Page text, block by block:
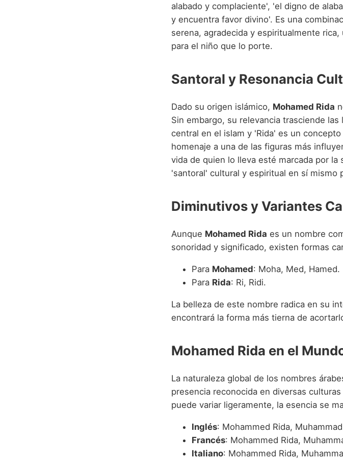
alabado y complaciente', 'el digno de
y encuentra favor divino'. Es una
serena, agradecida y espiritualmente
para el niño que lo porte.
Santoral y Resonancia
Dado su origen islámico, Mohamed Rida
Sin embargo, su relevancia trasciende
central en el islam y 'Rida' es un
homenaje a una de las figuras más
vida de quien lo lleva esté marcada por
'santoral' cultural y espiritual en sí mismo
Diminutivos y Variantes
Aunque Mohamed Rida es un nombre
sonoridad y significado, existen formas
Para Mohamed: Moha, Med, Hamed.
Para Rida: Ri, Ridi.
La belleza de este nombre radica en su
encontrará la forma más tierna de
Mohamed Rida en el
La naturaleza global de los nombres
presencia reconocida en diversas
puede variar ligeramente, la esencia se
Inglés: Mohammed Rida,
Francés: Mohammed Rida,
Italiano: Mohammed Rida,